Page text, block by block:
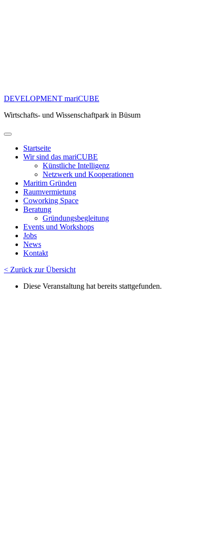
DEVELOPMENT mariCUBE
Wirtschafts- und Wissenschaftpark in Büsum
Startseite
Wir sind das mariCUBE
Künstliche Intelligenz
Netzwerk und Kooperationen
Maritim Gründen
Raumvermietung
Coworking Space
Beratung
Gründungsbegleitung
Events und Workshops
Jobs
News
Kontakt
< Zurück zur Übersicht
Diese Veranstaltung hat bereits stattgefunden.